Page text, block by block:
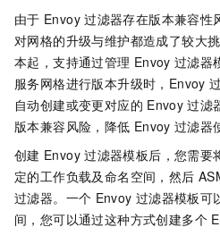
由于 Envoy 过滤器存在版本兼容性
对网格的升级与维护都造成了较大
本起，支持通过管理 Envoy 过滤器
服务网格进行版本升级时，Envoy
自动创建或变更对应的 Envoy 过滤
版本兼容风险，降低 Envoy 过滤器
创建 Envoy 过滤器模板后，您需要
定的工作负载及命名空间，然后
过滤器。一个 Envoy 过滤器模板可
间，您可以通过这种方式创建多个